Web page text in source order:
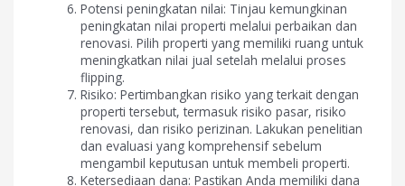
Potensi peningkatan nilai: Tinjau kemungkinan
peningkatan nilai properti melalui perbaikan dan
renovasi. Pilih properti yang memiliki ruang untuk
meningkatkan nilai jual setelah melalui proses
flipping.
Risiko: Pertimbangkan risiko yang terkait dengan
properti tersebut, termasuk risiko pasar, risiko
renovasi, dan risiko perizinan. Lakukan penelitian
dan evaluasi yang komprehensif sebelum
mengambil keputusan untuk membeli properti.
Ketersediaan dana: Pastikan Anda memiliki dana